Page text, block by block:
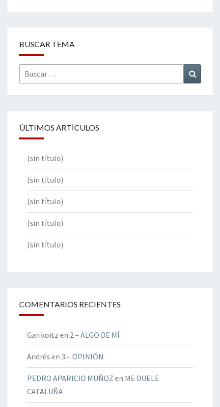
BUSCAR TEMA
Buscar
por:
ÚLTIMOS ARTÍCULOS
(sin título)
(sin título)
(sin título)
(sin título)
(sin título)
COMENTARIOS RECIENTES
Garikoitz en 2 – ALGO DE MÍ
Andrés en 3 – OPINIÓN
PEDRO APARICIO MUÑOZ en ME DUELE
CATALUÑA